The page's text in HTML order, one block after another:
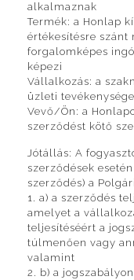
alkalmaznak
Termék: a Honlap
értékesítésre szánt
forgalomképes
képezi
Vállalkozás: a
üzleti
Vevő/Ön: a
szerződést kötő
Jótállás: A
szerződések
szerződés) a
1. a) a szerződés
amelyet a
teljesítéséért a
túlmenően vagy
valamint
2. b) a